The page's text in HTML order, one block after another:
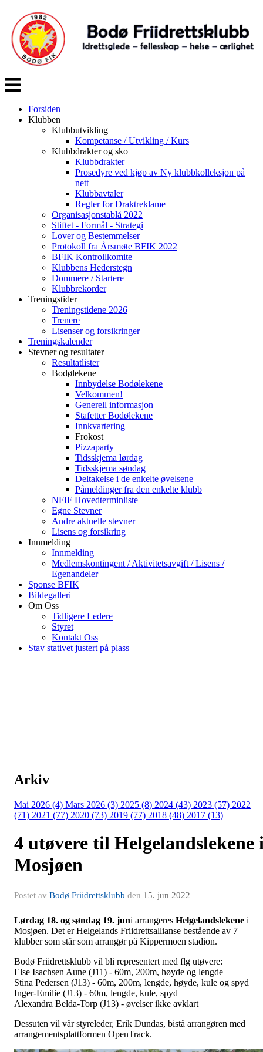
Veksle
navigasjon
Forsiden
Klubben
Klubbutvikling
Kompetanse / Utvikling / Kurs
Klubbdrakter og sko
Klubbdrakter
Prosedyre ved kjøp av Ny klubbkolleksjon på
nett
Klubbavtaler
Regler for Draktreklame
Organisasjonstablå 2022
Stiftet - Formål - Strategi
Lover og Bestemmelser
Protokoll fra Årsmøte BFIK 2022
BFIK Kontrollkomite
Klubbens Hederstegn
Dommere / Startere
Klubbrekorder
Treningstider
Treningstidene 2026
Trenere
Lisenser og forsikringer
Treningskalender
Stevner og resultater
Resultatlister
Bodølekene
Innbydelse Bodølekene
Velkommen!
Generell informasjon
Stafetter Bodølekene
Innkvartering
Frokost
Pizzaparty
Tidsskjema lørdag
Tidsskjema søndag
Deltakelse i de enkelte øvelsene
Påmeldinger fra den enkelte klubb
NFIF Hovedterminliste
Egne Stevner
Andre aktuelle stevner
Lisens og forsikring
Innmelding
Innmelding
Medlemskontingent / Aktivitetsavgift / Lisens /
Egenandeler
Sponse BFIK
Bildegalleri
Om Oss
Tidligere Ledere
Styret
Kontakt Oss
Stav stativet justert på plass
Arkiv
Mai 2026 (4) Mars 2026 (3) 2025 (8) 2024 (43) 2023 (57) 2022
(71) 2021 (77) 2020 (73) 2019 (77) 2018 (48) 2017 (13)
4 utøvere til Helgelandslekene
Mosjøen
Postet av Bodø Friidrettsklubb den 15. jun 2022
Lørdag 18. og søndag 19. juni arrangeres Helgelandslekene i
Mosjøen. Det er Helgelands Friidrettsallianse bestående av 7
klubber som står som arrangør på Kippermoen stadion.
Bodø Friidrettsklubb vil bli representert med flg utøvere:
Else Isachsen Aune (J11) - 60m, 200m, høyde og lengde
Stina Pedersen (J13) - 60m, 200m, lengde, høyde, kule og spyd
Inger-Emilie (J13) - 60m, lengde, kule, spyd
Alexandra Belda-Torp (J13) - øvelser ikke avklart
Dessuten vil vår styreleder, Erik Dundas, bistå arrangøren med
arrangementsplattformen OpenTrack.